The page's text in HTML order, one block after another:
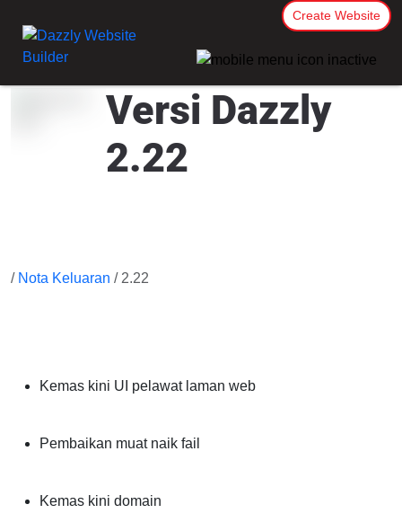
Create Website
Versi Dazzly
2.22
/ Nota Keluaran / 2.22
Kemas kini UI pelawat laman web
Pembaikan muat naik fail
Kemas kini domain